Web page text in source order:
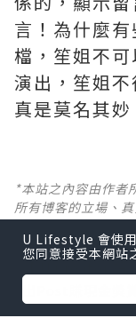
U Lifestyle 會使
您同意接受本網站
言！為什麼
檔，笙姐不
演出，笙姐
真是莫名其妙
*本站之內容由作者
所有博客的立場、
任。
【 U Creator 招